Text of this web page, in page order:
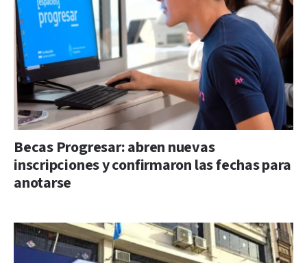
Becas Progresar: abren nuevas
inscripciones y confirmaron las fechas para
anotarse